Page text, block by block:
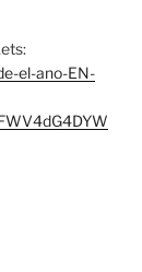
el-ano-EN-